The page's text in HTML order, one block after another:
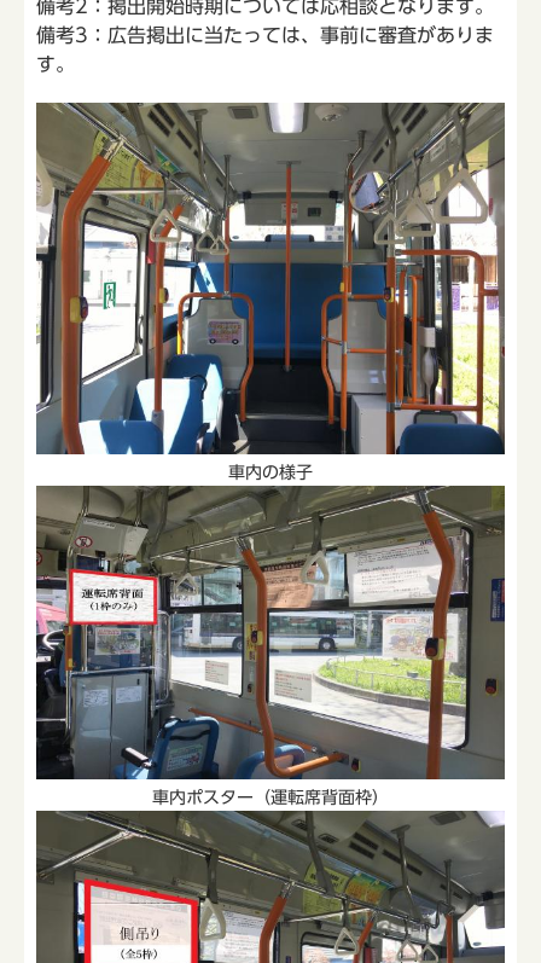
備考2：掲出開始時期については応相談となります。
備考3：広告掲出に当たっては、事前に審査がありま
す。
車内の様子
車内ポスター（運転席背面枠）